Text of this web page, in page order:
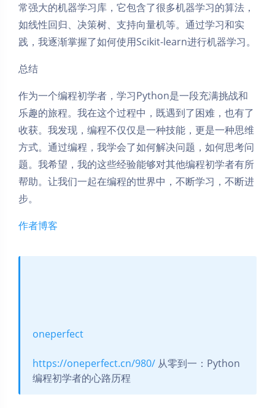
常强大的机器学习库，它包含了很多机器学习的算法，
如线性回归、决策树、支持向量机等。通过学习和实
践，我逐渐掌握了如何使用Scikit-learn进行机器学习。
总结
作为一个编程初学者，学习Python是一段充满挑战和
乐趣的旅程。我在这个过程中，既遇到了困难，也有了
收获。我发现，编程不仅仅是一种技能，更是一种思维
方式。通过编程，我学会了如何解决问题，如何思考问
题。我希望，我的这些经验能够对其他编程初学者有所
帮助。让我们一起在编程的世界中，不断学习，不断进
步。
作者博客
oneperfect
https://oneperfect.cn/980/ 从零到一：Python
编程初学者的心路历程